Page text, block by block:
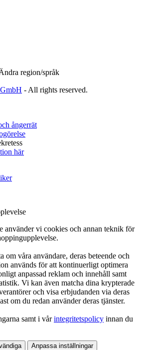
region/språk
- All rights reserved.
ångerrät
här
använder vi cookies och annan teknik för
om våra användare, deras beteende och
används för att kontinuerligt optimera
anpassad reklam och innehåll samt
Vi kan även matcha dina krypterade
och visa erbjudanden via deras
om du redan använder deras tjänster.
samt i vårintegritetspolicy innan du
Anpassa inställningar